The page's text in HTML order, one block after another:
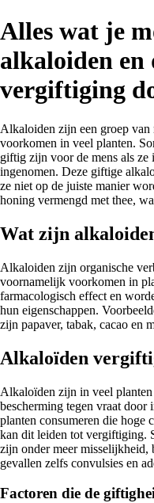
Alles wat je
alkaloiden en
vergiftiging
Alkaloiden zijn een groep
voorkomen in veel planten.
giftig zijn voor de mens als ze
ingenomen. Deze giftige
ze niet op de juiste manier
honing vermengd met thee,
Wat zijn
Alkaloiden zijn organische
voornamelijk voorkomen in
farmacologisch effect en
hun eigenschappen.
zijn papaver, tabak, cacao en
Alkaloïden
Alkaloïden zijn in veel
bescherming tegen vraat door
planten consumeren die hoge
kan dit leiden tot vergiftiging.
zijn onder meer misselijkheid,
gevallen zelfs convulsies en
Factoren die de